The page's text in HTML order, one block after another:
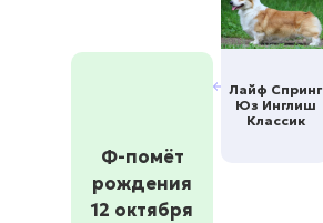
Лайф Спринг
Юз Инглиш
Классик
Ф-помёт
рождения
12 октября